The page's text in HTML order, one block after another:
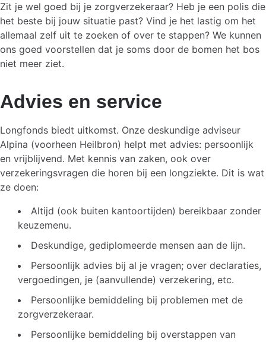
Zit je wel goed bij je zorgverzekeraar? Heb je een polis die
het beste bij jouw situatie past? Vind je het lastig om het
allemaal zelf uit te zoeken of over te stappen? We kunnen
ons goed voorstellen dat je soms door de bomen het bos
niet meer ziet.
Advies en service
Longfonds biedt uitkomst. Onze deskundige adviseur
Alpina (voorheen Heilbron) helpt met advies: persoonlijk
en vrijblijvend. Met kennis van zaken, ook over
verzekeringsvragen die horen bij een longziekte. Dit is wat
ze doen:
Altijd (ook buiten kantoortijden) bereikbaar zonder
keuzemenu.
Deskundige, gediplomeerde mensen aan de lijn.
Persoonlijk advies bij al je vragen; over declaraties,
vergoedingen, je (aanvullende) verzekering, etc.
Persoonlijke bemiddeling bij problemen met de
zorgverzekeraar.
Persoonlijke bemiddeling bij overstappen van